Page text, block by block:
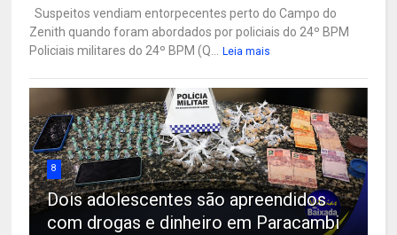
Suspeitos vendiam entorpecentes perto do Campo do
Zenith quando foram abordados por policiais do 24º BPM
Policiais militares do 24º BPM (Q... Leia mais
8
Dois adolescentes são apreendidos
com drogas e dinheiro em Paracambi